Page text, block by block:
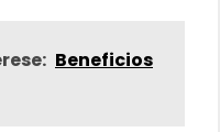
Beneficios